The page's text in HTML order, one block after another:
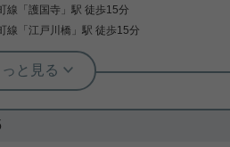
詳細を見る
線 「護国寺 」駅 徒歩15分
線 「江戸川橋 」駅 徒歩15分
ンター 齊藤敏孝
10分以内 追い焚き 収納豊富 洗
立 敷金1ヶ月